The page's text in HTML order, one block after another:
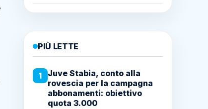
PIÙ LETTE
1
Juve Stabia, conto alla
rovescia per la campagna
abbonamenti: obiettivo
quota 3.000